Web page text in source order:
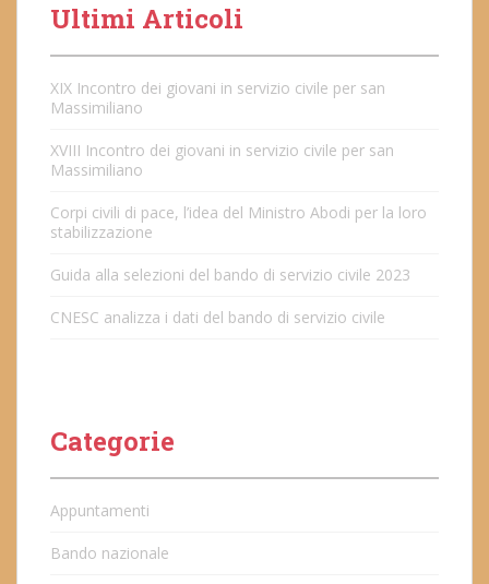
Ultimi Articoli
XIX Incontro dei giovani in servizio civile per san
Massimiliano
XVIII Incontro dei giovani in servizio civile per san
Massimiliano
Corpi civili di pace, l’idea del Ministro Abodi per la loro
stabilizzazione
Guida alla selezioni del bando di servizio civile 2023
CNESC analizza i dati del bando di servizio civile
Categorie
Appuntamenti
Bando nazionale